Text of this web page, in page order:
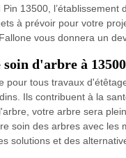
13500, l’établissement
à prévoir pour votre
vous donnera un
d'arbre à 13500
pour tous travaux
Ils contribuent à la
votre arbre sera
soin des arbres avec les
solutions et des